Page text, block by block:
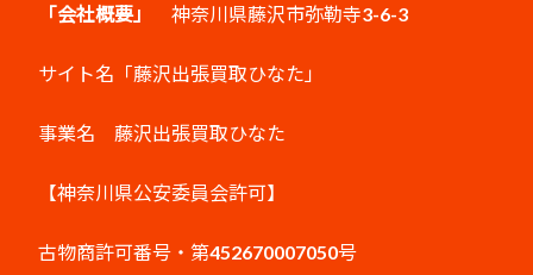
「会社概要」 神奈川県藤沢市弥勒寺3-6-3
サイト名「藤沢出張買取ひなた」
事業名 藤沢出張買取ひなた
【神奈川県公安委員会許可】
古物商許可番号・第452670007050号